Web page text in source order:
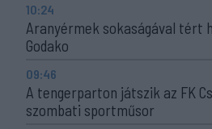
10:24
Aranyérmek sokaságával tért
Godako
09:46
A tengerparton játszik az FK
szombati sportműsor